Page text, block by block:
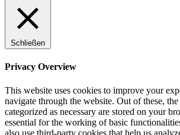
Schließen
Privacy Overview
This website uses cookies to improve your
navigate through the website. Out of these,
categorized as necessary are stored on your
essential for the working of basic
also use third-party cookies that help us